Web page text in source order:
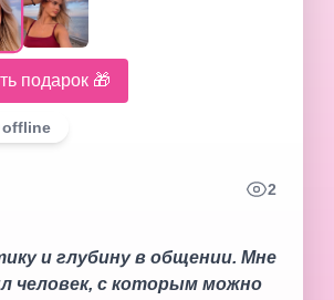
Отправить подарок 🎁
offline
2
и глубину в общении. Мне
человек, с которым можно